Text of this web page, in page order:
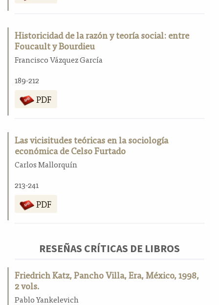
Historicidad de la razón y teoría social: entre
Foucault y Bourdieu
Francisco Vázquez García
189-212
PDF
Las vicisitudes teóricas en la sociología
económica de Celso Furtado
Carlos Mallorquín
213-241
PDF
RESEÑAS CRÍTICAS DE LIBROS
Friedrich Katz, Pancho Villa, Era, México, 1998,
2 vols.
Pablo Yankelevich